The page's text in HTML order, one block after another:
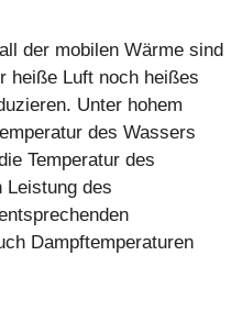
der mobilen Wärme sind
heiße Luft noch heißes
Unter hohem
des Wassers
Temperatur des
Leistung des
Dampftemperaturen